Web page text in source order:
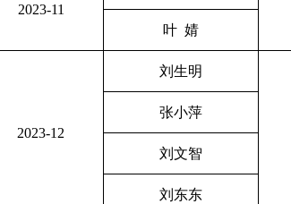
2023-11
叶 婧
2023-12
刘生明
张小萍
刘文智
刘东东